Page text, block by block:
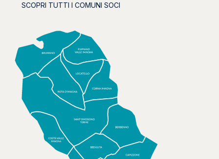
SCOPRI TUTTI I COMUNI SOCI